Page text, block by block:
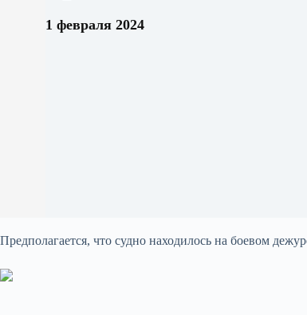
1 февраля 2024
Предполагается, что судно находилось на боевом